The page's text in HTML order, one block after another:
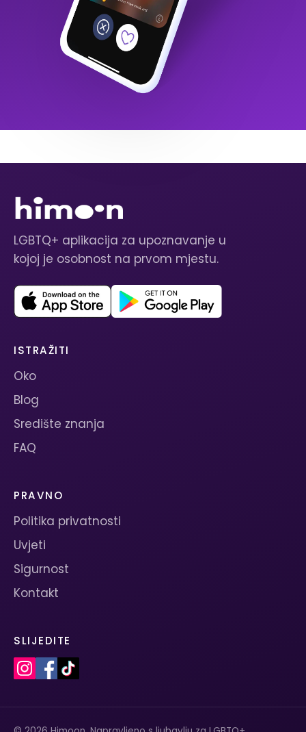
LGBTQ+ aplikacija za upoznavanje u
kojoj je osobnost na prvom mjestu.
ISTRAŽITI
Oko
Blog
Središte znanja
FAQ
PRAVNO
Politika privatnosti
Uvjeti
Sigurnost
Kontakt
SLIJEDITE